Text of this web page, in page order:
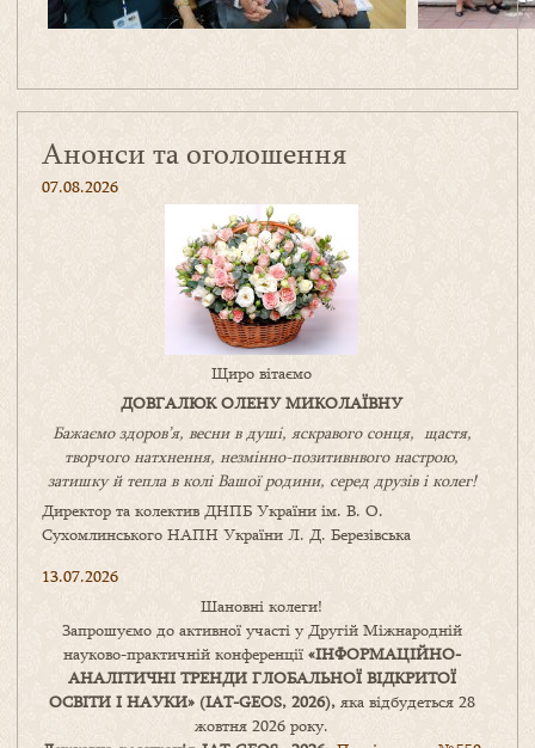
Анонси та оголошення
07.08.2026
Щиро вітаємо
ДОВГАЛЮК ОЛЕНУ МИКОЛАЇВНУ
Бажаємо здоров’я, весни в душі, яскравого сонця, щастя,
творчого натхнення, незмінно-позитивнвого настрою,
затишкуйтепла в коліВашоїродини, серед друзів і колег!
Директор та колектив ДНПБ України ім. В. О.
Сухомлинського НАПН України Л. Д. Березівська
13.07.2026
Шановні колеги!
Запрошуємо до активної участі у Другій Міжнародній
науково-практичній конференції «ІНФОРМАЦІЙНО-
АНАЛІТИЧНІ ТРЕНДИ ГЛОБАЛЬНОЇ ВІДКРИТОЇ
ОСВІТИ І НАУКИ» (IAT-GEOS, 2026),яка відбудеться 28
жовтня 2026 року.